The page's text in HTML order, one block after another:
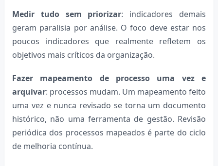
Medir tudo sem priorizar: indicadores demais
geram paralisia por análise. O foco deve estar nos
poucos indicadores que realmente refletem os
objetivos mais críticos da organização.
Fazer mapeamento de processo uma vez e
arquivar: processos mudam. Um mapeamento feito
uma vez e nunca revisado se torna um documento
histórico, não uma ferramenta de gestão. Revisão
periódica dos processos mapeados é parte do ciclo
de melhoria contínua.